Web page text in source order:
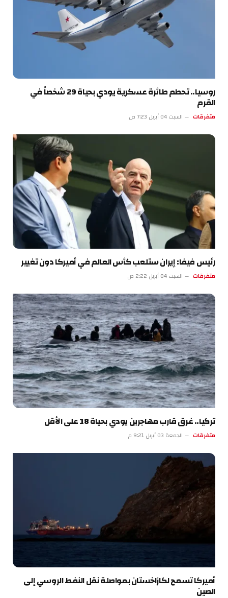
روسيا.. تحطم طائرة عسكرية يودي بحياة 29 شخصاً في
القرم
متفرقات السبت 04 أبريل 7:23 ص
رئيس فيفا: إيران ستلعب كأس العالم في أميركا دون تغيير
متفرقات السبت 04 أبريل 2:22 ص
تركيا.. غرق قارب مهاجرين يودي بحياة 18 على الأقل
متفرقات الجمعة 03 أبريل 9:21 م
أميركا تسمح لكازاخستان بمواصلة نقل النفط الروسي إلى
الصين